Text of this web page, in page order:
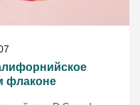
флаконе